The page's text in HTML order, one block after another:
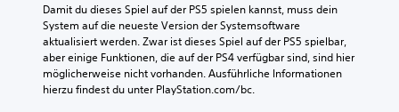
Damit du dieses Spiel auf der PS5 spielen kannst, muss dein
System auf die neueste Version der Systemsoftware
aktualisiert werden. Zwar ist dieses Spiel auf der PS5 spielbar,
aber einige Funktionen, die auf der PS4 verfügbar sind, sind hier
möglicherweise nicht vorhanden. Ausführliche Informationen
hierzu findest du unter PlayStation.com/bc.